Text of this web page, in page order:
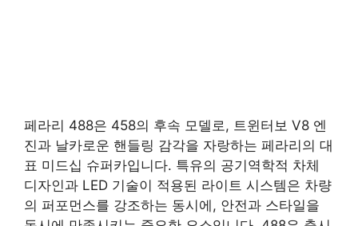
페라리 488은 458의 후속 모델로, 트윈터보 V8 엔
진과 날카로운 핸들링 감각을 자랑하는 페라리의 대
표 미드십 슈퍼카입니다. 특유의 공기역학적 차체
디자인과 LED 기술이 적용된 라이트 시스템은 차량
의 퍼포먼스를 강조하는 동시에, 안전과 스타일을